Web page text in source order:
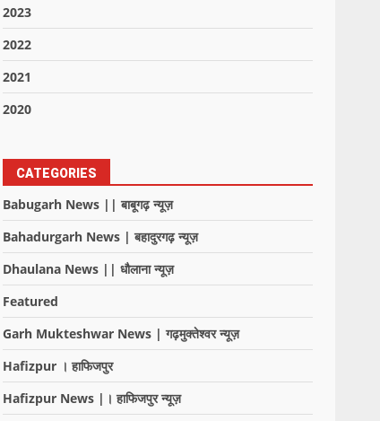
2023
2022
2021
2020
CATEGORIES
Babugarh News || बाबूगढ़ न्यूज़
Bahadurgarh News | बहादुरगढ़ न्यूज़
Dhaulana News || धौलाना न्यूज़
Featured
Garh Mukteshwar News | गढ़मुक्तेश्वर न्यूज़
Hafizpur । हाफिजपुर
Hafizpur News |। हाफिजपुर न्यूज़